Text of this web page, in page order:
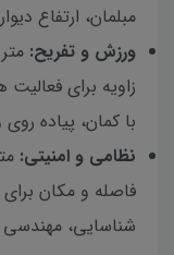
مبلمان، ارتفاع
ورزش و تفریح:
زاویه برای
با کمان، پیاده
نظامی و امنیتی:
فاصله و مکان
شناسایی،